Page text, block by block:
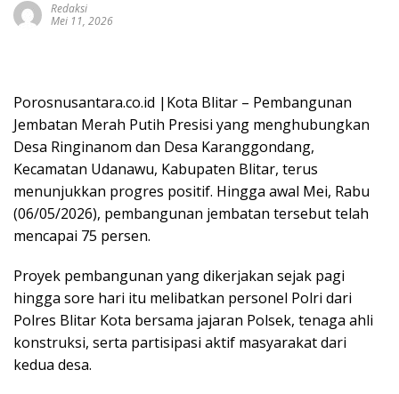
Redaksi
Mei 11, 2026
Porosnusantara.co.id |Kota Blitar – Pembangunan
Jembatan Merah Putih Presisi yang menghubungkan
Desa Ringinanom dan Desa Karanggondang,
Kecamatan Udanawu, Kabupaten Blitar, terus
menunjukkan progres positif. Hingga awal Mei, Rabu
(06/05/2026), pembangunan jembatan tersebut telah
mencapai 75 persen.
Proyek pembangunan yang dikerjakan sejak pagi
hingga sore hari itu melibatkan personel Polri dari
Polres Blitar Kota bersama jajaran Polsek, tenaga ahli
konstruksi, serta partisipasi aktif masyarakat dari
kedua desa.